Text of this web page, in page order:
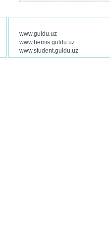
www.guldu.uz
www.hemis.guldu.uz
www.student.guldu.uz